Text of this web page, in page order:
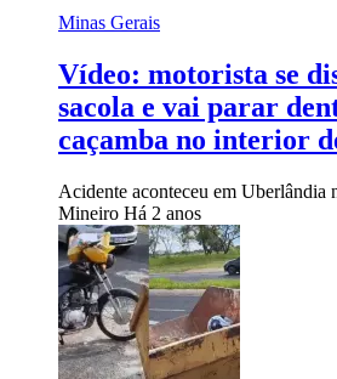
Minas Gerais
Vídeo: motorista se
sacola e vai parar
caçamba no interior
Acidente aconteceu em Uberlândia
Mineiro Há 2 anos